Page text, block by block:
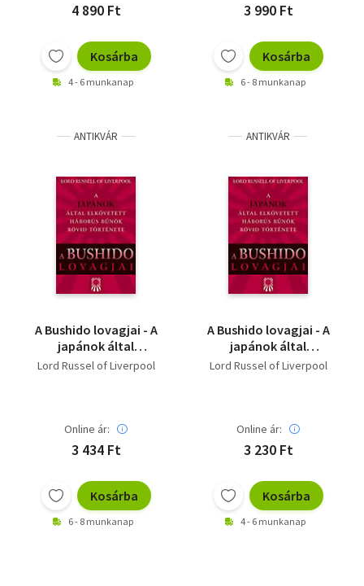
4 890 Ft
Kosárba
4 - 6 munkanap
3 990 Ft
Kosárba
6 - 8 munkanap
ANTIKVÁR
A Bushido lovagjai - A
japánok által
elkövetett háborús
Lord Russel of Liverpool
Online ár:
3 434 Ft
Kosárba
6 - 8 munkanap
ANTIKVÁR
A Bushido lovagjai - A
japánok által
elkövetett háborús
Lord Russel of Liverpool
Online ár:
3 230 Ft
Kosárba
4 - 6 munkanap